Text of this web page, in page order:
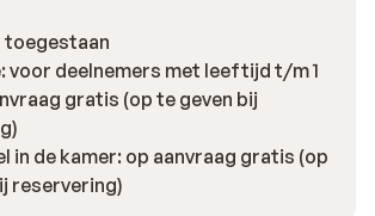
toegestaan
voor deelnemers met leeftijd t/m 1
gratis (op te geven bij
in de kamer: op aanvraag gratis (op
reservering)